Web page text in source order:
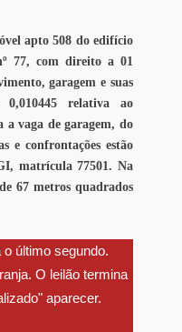
apto 508 do edifício
77, com direito a 01
garagem e suas
0,010445 relativa ao
a vaga de garagem, do
e confrontações estão
matrícula 77501. Na
67 metros quadrados
último segundo.
O leilão termina
aparecer.